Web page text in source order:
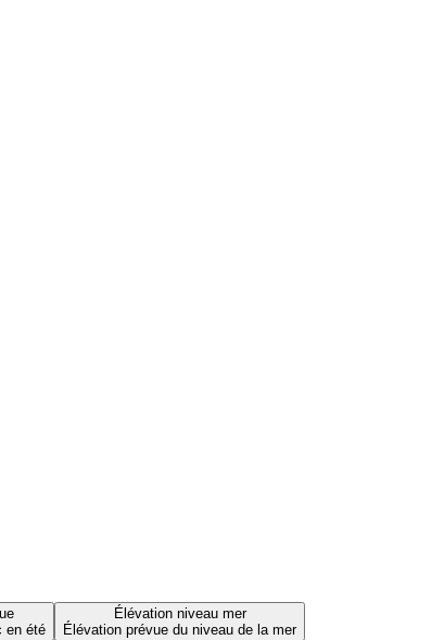
en été
Élévation niveau mer
Élévation prévue du niveau de la mer